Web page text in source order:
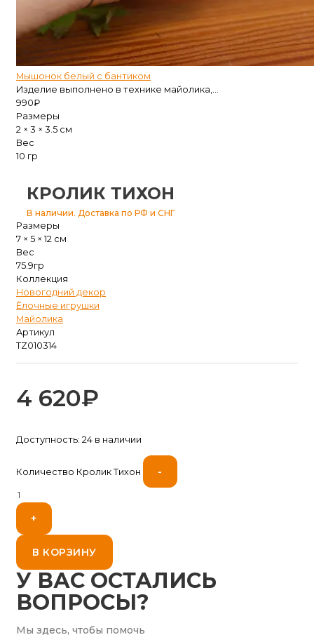
Мышонок белый с бантиком
Изделие выполнено в технике майолика,...
990₽
Размеры
2 × 3 × 3.5 см
Вес
10 гр
КРОЛИК ТИХОН
В наличии. Доставка по РФ и СНГ
Размеры
7 × 5 × 12 см
Вес
75.9гр
Коллекция
Новогодний декор
Ёлочные игрушки
Майолика
Артикул
TZ010314
4 620₽
Доступность: 24 в наличии
Количество Кролик Тихон -
+
В КОРЗИНУ
У ВАС ОСТАЛИСЬ
ВОПРОСЫ?
Мы здесь, чтобы помочь